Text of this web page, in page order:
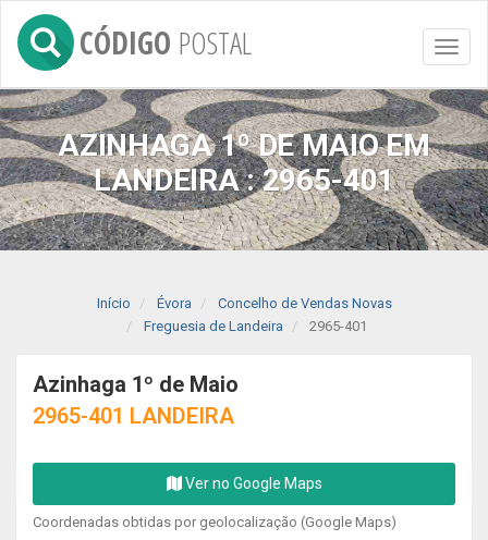
Toggle
CÓDIGO POSTAL
AZINHAGA 1º DE MAIO EM
LANDEIRA : 2965-401
Início Évora
Concelho de Vendas Novas
Freguesia de Landeira
2965-401
Azinhaga 1º de Maio
2965-401 LANDEIRA
Ver no Google Maps
Coordenadas obtidas por geolocalização (Google Maps)